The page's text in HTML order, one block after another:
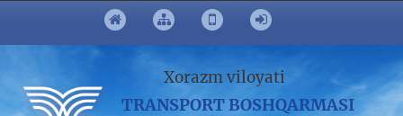
Xorazm viloyati
TRANSPORT BOSHQARMASI